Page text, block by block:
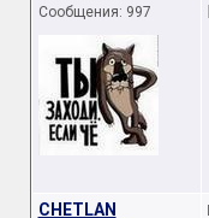
Сообщения: 997
CHETLAN